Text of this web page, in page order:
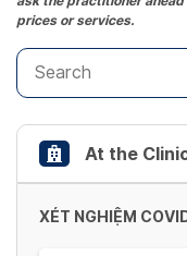
to
get
the
keyboard
shortcuts
for
changing
dates.
prices or services.
At the
XÉT NGHIỆM